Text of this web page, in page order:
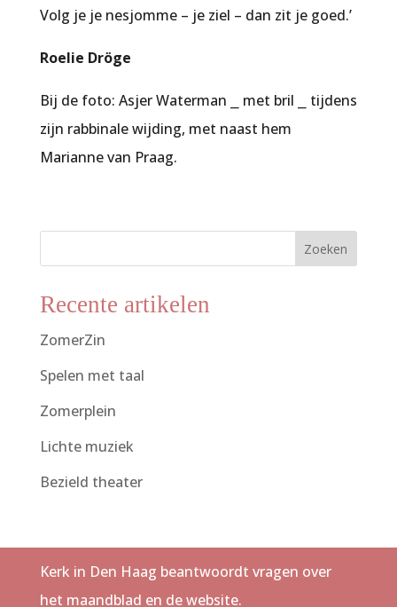
Volg je je nesjomme– je ziel – dan zit je goed.’
Roelie Dröge
Bij de foto: Asjer Waterman ⎯ met bril ⎯ tijdens
zijn rabbinale wijding, met naast hem
Marianne van Praag.
Zoeken
Recente artikelen
ZomerZin
Spelen met taal
Zomerplein
Lichte muziek
Bezield theater
Kerk in Den Haag beantwoordt vragen over
het maandblad en de website.